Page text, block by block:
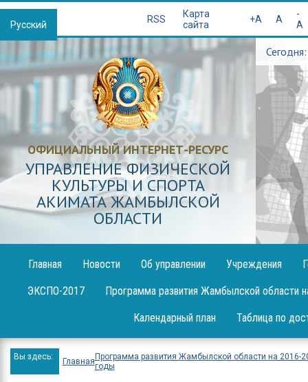
Русский
RSS
Карта
сайта
+A A
-
A
ОФИЦИАЛЬНЫЙ ИНТЕРНЕТ-РЕСУРС
УПРАВЛЕНИЕ ФИЗИЧЕСКОЙ
КУЛЬТУРЫ И СПОРТА
АКИМАТА ЖАМБЫЛСКОЙ
ОБЛАСТИ
Главная Новости
Об управлении
Публикация
декларации
Вопрос-ответ
Проекты
Учреждения
ЭКСПО-2017 Программа развития Жамбылской области
Календарный план Таблица по
Вы здесь: ГлавнаяПрограмма развития Жамбылской области на 2016-
годы